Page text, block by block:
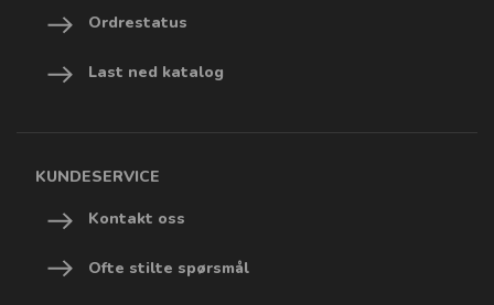
Ordrestatus
Last ned katalog
KUNDESERVICE
Kontakt oss
Ofte stilte spørsmål